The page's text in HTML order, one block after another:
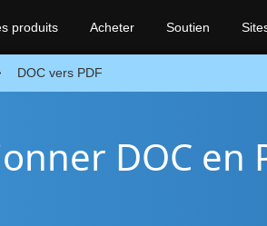
DOC vers PDF
DOC en
produits Acheter Soutien